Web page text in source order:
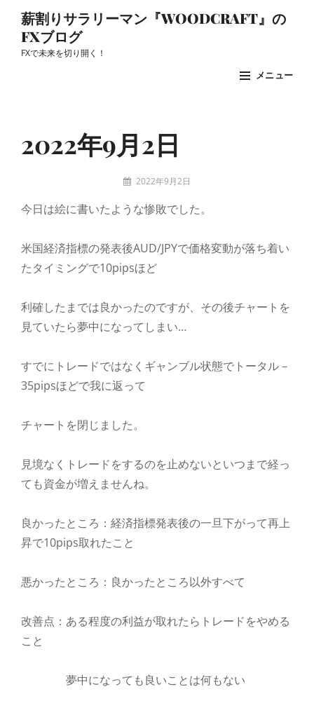
薪割りサラリーマン『WOODCRAFT』の
FXブログ
FXで未来を切り開く！
メニュー
2022年9月2日
投
者:
2022年9月2日
今日は絵に書いたような惨敗でした。
米国経済指標の発表後AUD/JPYで価格変動が落ち着い
たタイミングで10pipsほど
利確したまでは良かったのですが、その後チャートを
見ていたら夢中になってしまい…
すでにトレードではなくギャンブル状態でトータル－
35pipsほどで我に返って
チャートを閉じました。
見境なくトレードをするのを止めないといつまで経っ
ても資金が増えませんね。
良かったところ：経済指標発表後の一旦下がって再上
昇で10pips取れたこと
悪かったところ：良かったところ以外すべて
改善点：ある程度の利益が取れたらトレードをやめる
こと
夢中になっても良いことは何もない